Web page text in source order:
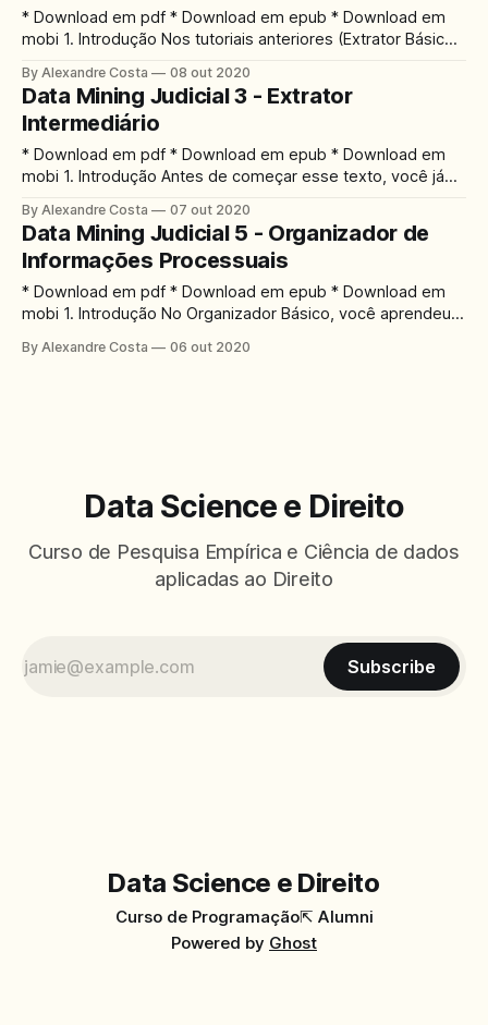
* Download em pdf * Download em epub * Download em
mobi 1. Introdução Nos tutoriais anteriores (Extrator Básico
desenvolver um programa capaz de coletar dados
disponíveis nas informações processuais do STF.
Exploraremos agora as formas pelas quais esse conjunto
de dados pode ser convertido
By Alexandre Costa 08 out 2020
Data Mining Judicial 3 - Extrator
Intermediário
* Download em pdf * Download em epub * Download em
mobi 1. Introdução Antes de começar esse texto, você já
judiciais, em que você deve ter aprendido: 1. Como
identificar padrões nos URL; 2. Como extrair textos usando
a função dsd.get(); 3.
By Alexandre Costa 07 out 2020
Data Mining Judicial 5 - Organizador de
Informações Processuais
* Download em pdf * Download em epub * Download em
mobi 1. Introdução No Organizador Básico, você aprendeu
que gera uma base estruturada de dados, no formato de
By Alexandre Costa 06 out 2020
Data Science e Direito
Curso de Pesquisa Empírica e Ciência de dados
aplicadas ao Direito
Subscribe
Data Science e Direito
Curso de Programação⇱ Alumni
Powered by Ghost